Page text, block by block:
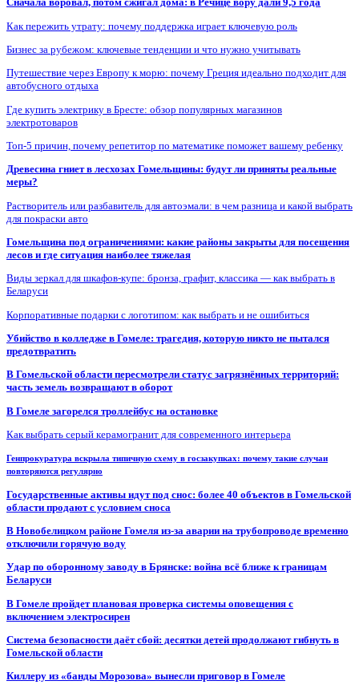
Как пережить утрату: почему поддержка играет ключевую роль
Бизнес за рубежом: ключевые тенденции и что нужно учитывать
Путешествие через Европу к морю: почему Греция идеально подходит для
автобусного отдыха
Где купить электрику в Бресте: обзор популярных магазинов
электротоваров
Топ-5 причин, почему репетитор по математике поможет вашему ребенку
Древесина гниет в лесхозах Гомельщины: будут ли приняты реальные
меры?
Растворитель или разбавитель для автоэмали: в чем разница и какой выбрать
для покраски авто
Гомельщина под ограничениями: какие районы закрыты для посещения
лесов и где ситуация наиболее тяжелая
Виды зеркал для шкафов-купе: бронза, графит, классика — как выбрать в
Беларуси
Корпоративные подарки с логотипом: как выбрать и не ошибиться
Убийство в колледже в Гомеле: трагедия, которую никто не пытался
предотвратить
В Гомельской области пересмотрели статус загрязнённых территорий:
часть земель возвращают в оборот
В Гомеле загорелся троллейбус на остановке
Как выбрать серый керамогранит для современного интерьера
Генпрокуратура вскрыла типичную схему в госзакупках: почему такие случаи
повторяются регулярно
Государственные активы идут под снос: более 40 объектов в Гомельской
области продают с условием сноса
В Новобелицком районе Гомеля из-за аварии на трубопроводе временно
отключили горячую воду
Удар по оборонному заводу в Брянске: война всё ближе к границам
Беларуси
В Гомеле пройдет плановая проверка системы оповещения с
включением электросирен
Система безопасности даёт сбой: десятки детей продолжают гибнуть в
Гомельской области
Киллеру из «банды Морозова» вынесли приговор в Гомеле